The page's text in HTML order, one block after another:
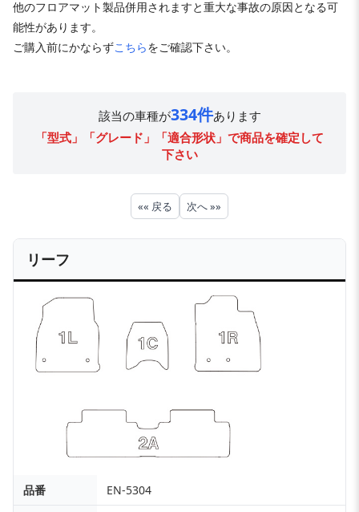
他のフロアマット製品併用されますと重大な事故の原因となる可
能性があります。
ご購入前にかならずこちらをご確認下さい。
該当の車種が334件あります
「型式」「グレード」「適合形状」で商品を確定して
下さい
«« 戻る 次へ »»
リーフ
品番
EN-5304